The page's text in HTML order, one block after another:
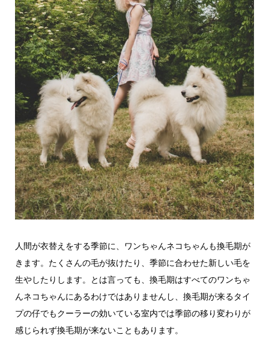
人間が衣替えをする季節に、ワンちゃんネコちゃんも換毛期が
きます。たくさんの毛が抜けたり、季節に合わせた新しい毛を
生やしたりします。とは言っても、換毛期はすべてのワンちゃ
んネコちゃんにあるわけではありませんし、換毛期が来るタイ
プの仔でもクーラーの効いている室内では季節の移り変わりが
感じられず換毛期が来ないこともあります。